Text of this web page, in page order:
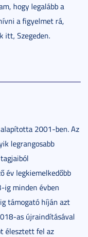
hogy legalább a
a figyelmet rá,
itt, Szegeden.
2001-ben. Az
legrangosabb
év legkiemelkedőbb
ig minden évben
támogató híján azt
as újraindításával
élesztett fel az